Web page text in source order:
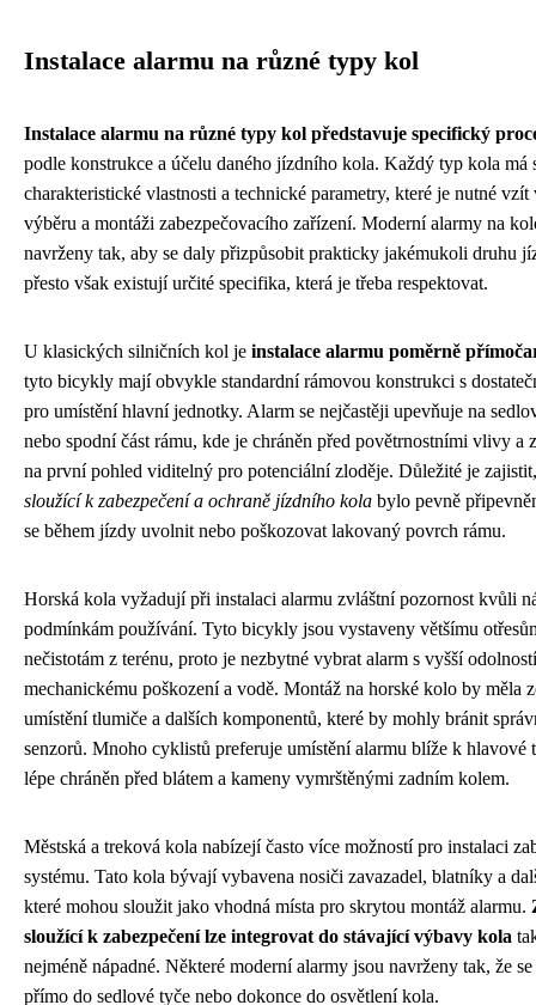
Instalace alarmu na různé typy kol
Instalace alarmu na různé typy kol představuje specifický
podle konstrukce a účelu daného jízdního kola. Každý typ kola má
charakteristické vlastnosti a technické parametry, které je nutné
výběru a montáži zabezpečovacího zařízení. Moderní alarmy na
navrženy tak, aby se daly přizpůsobit prakticky jakémukoli druhu
přesto však existují určité specifika, která je třeba respektovat.
U klasických silničních kol je instalace alarmu poměrně
tyto bicykly mají obvykle standardní rámovou konstrukci s
pro umístění hlavní jednotky. Alarm se nejčastěji upevňuje na
nebo spodní část rámu, kde je chráněn před povětrnostními vlivy a
na první pohled viditelný pro potenciální zloděje. Důležité je
sloužící k zabezpečení a ochraně jízdního kola bylo pevně
se během jízdy uvolnit nebo poškozovat lakovaný povrch rámu.
Horská kola vyžadují při instalaci alarmu zvláštní pozornost kvůli
podmínkám používání. Tyto bicykly jsou vystaveny většímu
nečistotám z terénu, proto je nezbytné vybrat alarm s vyšší
mechanickému poškození a vodě. Montáž na horské kolo by měla
umístění tlumiče a dalších komponentů, které by mohly bránit
senzorů. Mnoho cyklistů preferuje umístění alarmu blíže k hlavové
lépe chráněn před blátem a kameny vymrštěnými zadním kolem.
Městská a treková kola nabízejí často více možností pro instalaci
systému. Tato kola bývají vybavena nosiči zavazadel, blatníky a
které mohou sloužit jako vhodná místa pro skrytou montáž alarmu.
sloužící k zabezpečení lze integrovat do stávající výbavy kola
nejméně nápadné. Některé moderní alarmy jsou navrženy tak, že
přímo do sedlové tyče nebo dokonce do osvětlení kola.